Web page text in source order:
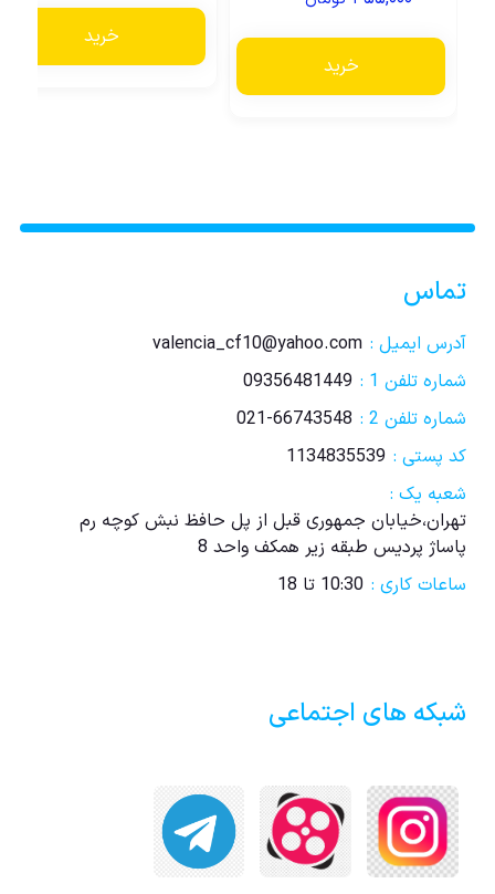
خرید
خرید
تماس
آدرس ایمیل : valencia_cf10@yahoo.com
شماره تلفن 1 :
09356481449
شماره تلفن 2 :
021-66743548
کد پستی : 1134835539
شعبه یک :
تهران،خیابان جمهوری قبل از پل حافظ نبش کوچه رم
پاساژ پردیس طبقه زیر همکف واحد 8
ساعات کاری : 10:30 تا 18
شبکه های اجتماعی